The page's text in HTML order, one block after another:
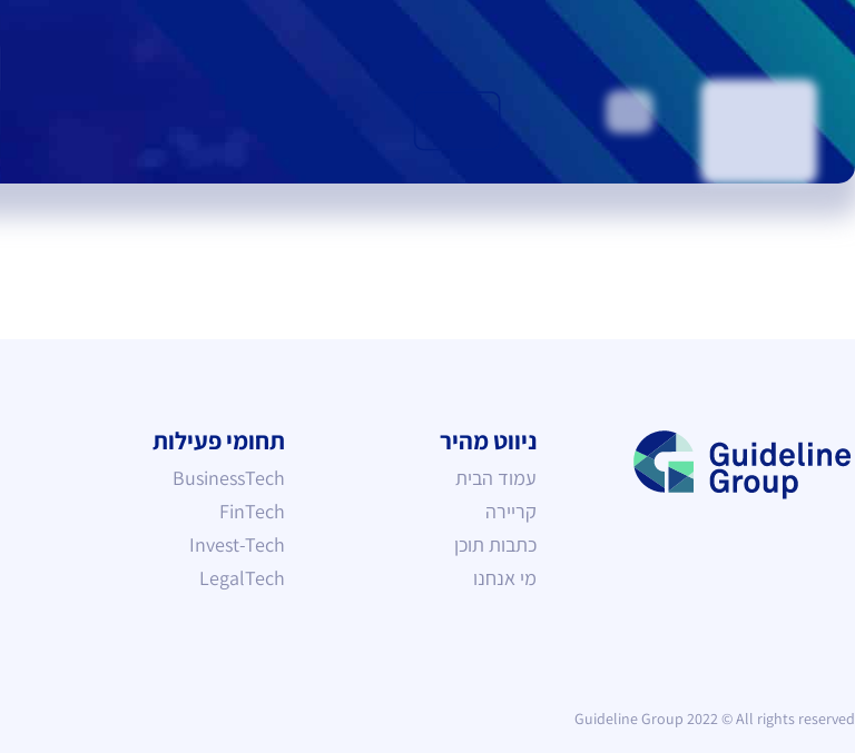
ניווט מהיר
עמוד הבית
קריירה
כתבות תוכן
מי אנחנו
תחומי פעילות
BusinessTech
FinTech
Invest-Tech
LegalTech
Guideline Group 2022 © All rights reserved